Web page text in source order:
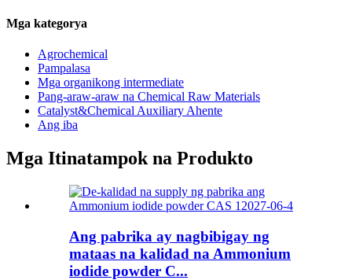
Mga kategorya
Agrochemical
Pampalasa
Mga organikong intermediate
Pang-araw-araw na Chemical Raw Materials
Catalyst&Chemical Auxiliary Ahente
Ang iba
Mga Itinatampok na Produkto
Ang pabrika ay nagbibigay ng
mataas na kalidad na Ammonium
iodide powder C...